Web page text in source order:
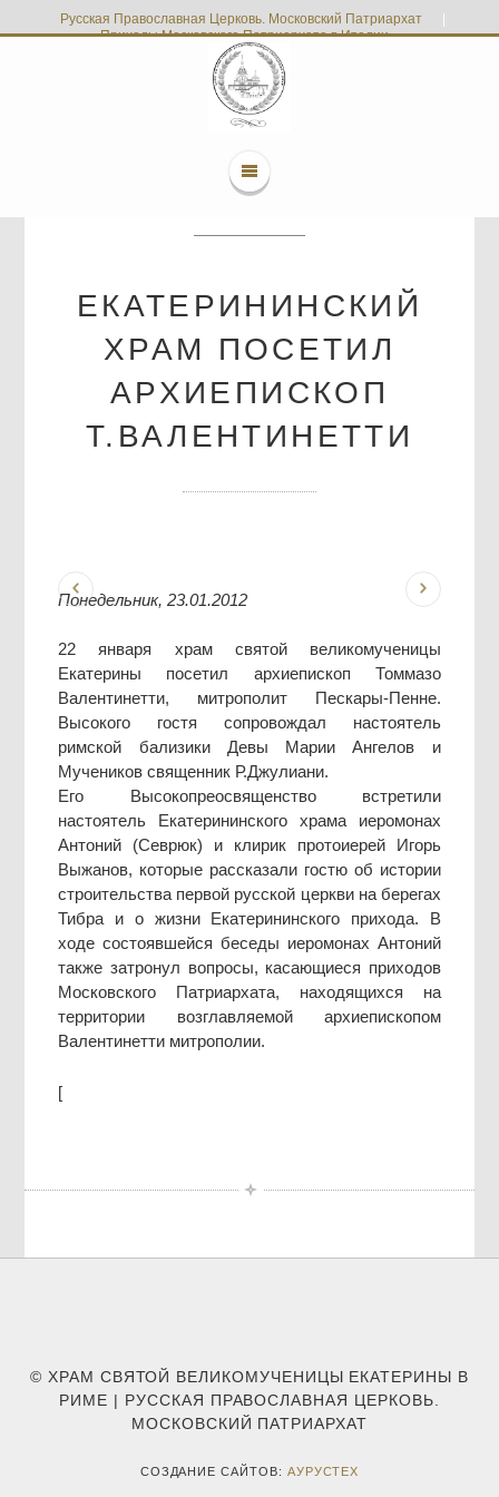
Русская Православная Церковь. Московский Патриархат
Приходы Московского Патриархата в Италии
ЕКАТЕРИНИНСКИЙ
ХРАМ ПОСЕТИЛ
АРХИЕПИСКОП
Т.ВАЛЕНТИНЕТТИ
Понедельник, 23.01.2012
22 января храм святой великомученицы
Екатерины посетил архиепископ Томмазо
Валентинетти, митрополит Пескары-Пенне.
Высокого гостя сопровождал настоятель
римской бализики Девы Марии Ангелов и
Мучеников священник Р.Джулиани.
Его Высокопреосвященство встретили
настоятель Екатерининского храма иеромонах
Антоний (Севрюк) и клирик протоиерей Игорь
Выжанов, которые рассказали гостю об истории
строительства первой русской церкви на берегах
Тибра и о жизни Екатерининского прихода. В
ходе состоявшейся беседы иеромонах Антоний
также затронул вопросы, касающиеся приходов
Московского Патриархата, находящихся на
территории возглавляемой архиепископом
Валентинетти митрополии.
[
© ХРАМ СВЯТОЙ ВЕЛИКОМУЧЕНИЦЫ ЕКАТЕРИНЫ В
РИМЕ | РУССКАЯ ПРАВОСЛАВНАЯ ЦЕРКОВЬ.
МОСКОВСКИЙ ПАТРИАРХАТ
СОЗДАНИЕ САЙТОВ: АУРУСТЕХ